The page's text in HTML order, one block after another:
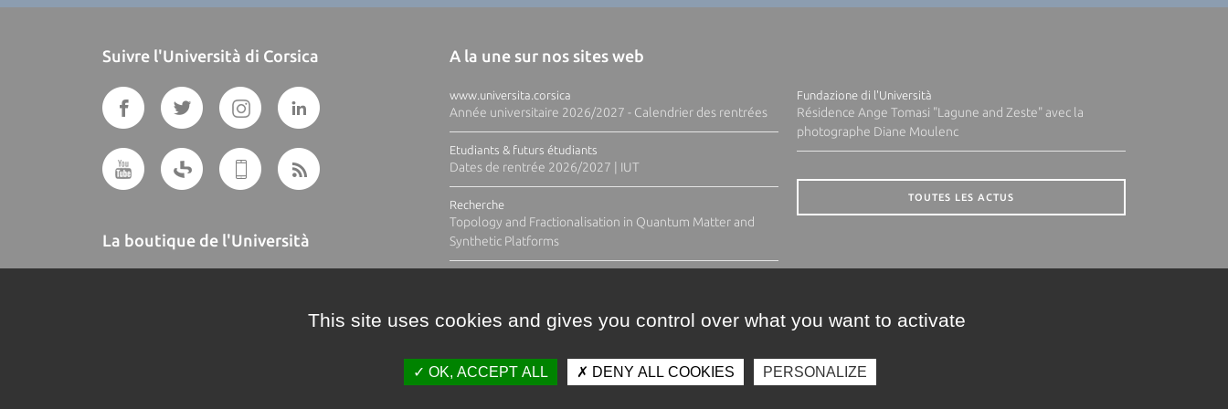
Suivre l'Università di Corsica
La boutique de l'Università
A la une sur nos sites web
www.universita.corsica
Année universitaire 2026/2027 - Calendrier des rentrées
Etudiants & futurs étudiants
Dates de rentrée 2026/2027 | IUT
Recherche
Topology and Fractionalisation in Quantum Matter and
Synthetic Platforms
Fundazione di l'Università
Résidence Ange Tomasi "Lagune and Zeste" avec la
photographe Diane Moulenc
TOUTES LES ACTUS
This site uses cookies and gives you control over what you want to activate
OK, ACCEPT ALL DENY ALL COOKIES PERSONALIZE